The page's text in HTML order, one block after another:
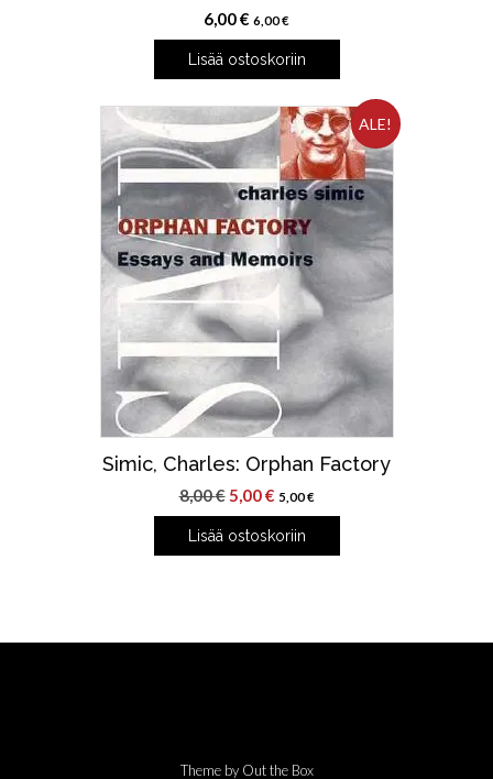
6,00€ 6,00€
Lisää ostoskoriin
ALE!
Simic, Charles: Orphan Factory
8,00€ Alkuperäinen
hinta
oli:
5,00€Nykyinen
hinta
on:
5,00€
Lisää ostoskoriin
Theme by Out the Box